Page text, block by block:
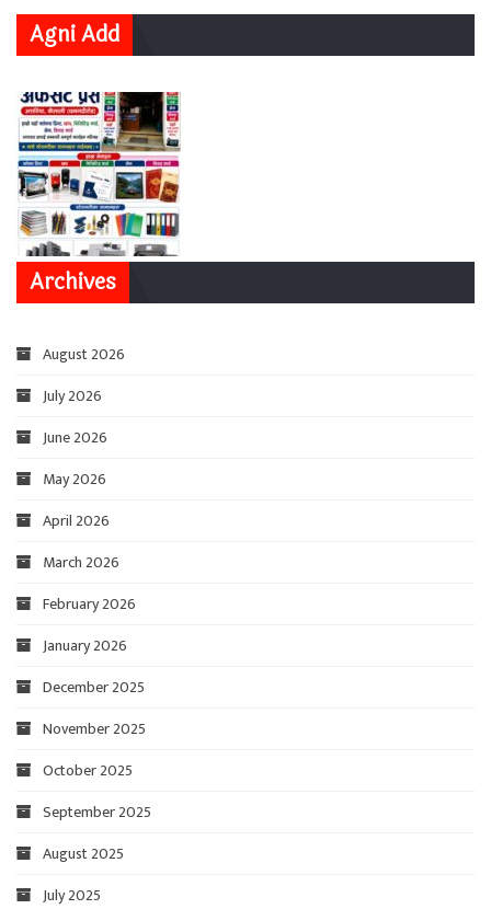
Agni Add
Archives
August 2026
July 2026
June 2026
May 2026
April 2026
March 2026
February 2026
January 2026
December 2025
November 2025
October 2025
September 2025
August 2025
July 2025